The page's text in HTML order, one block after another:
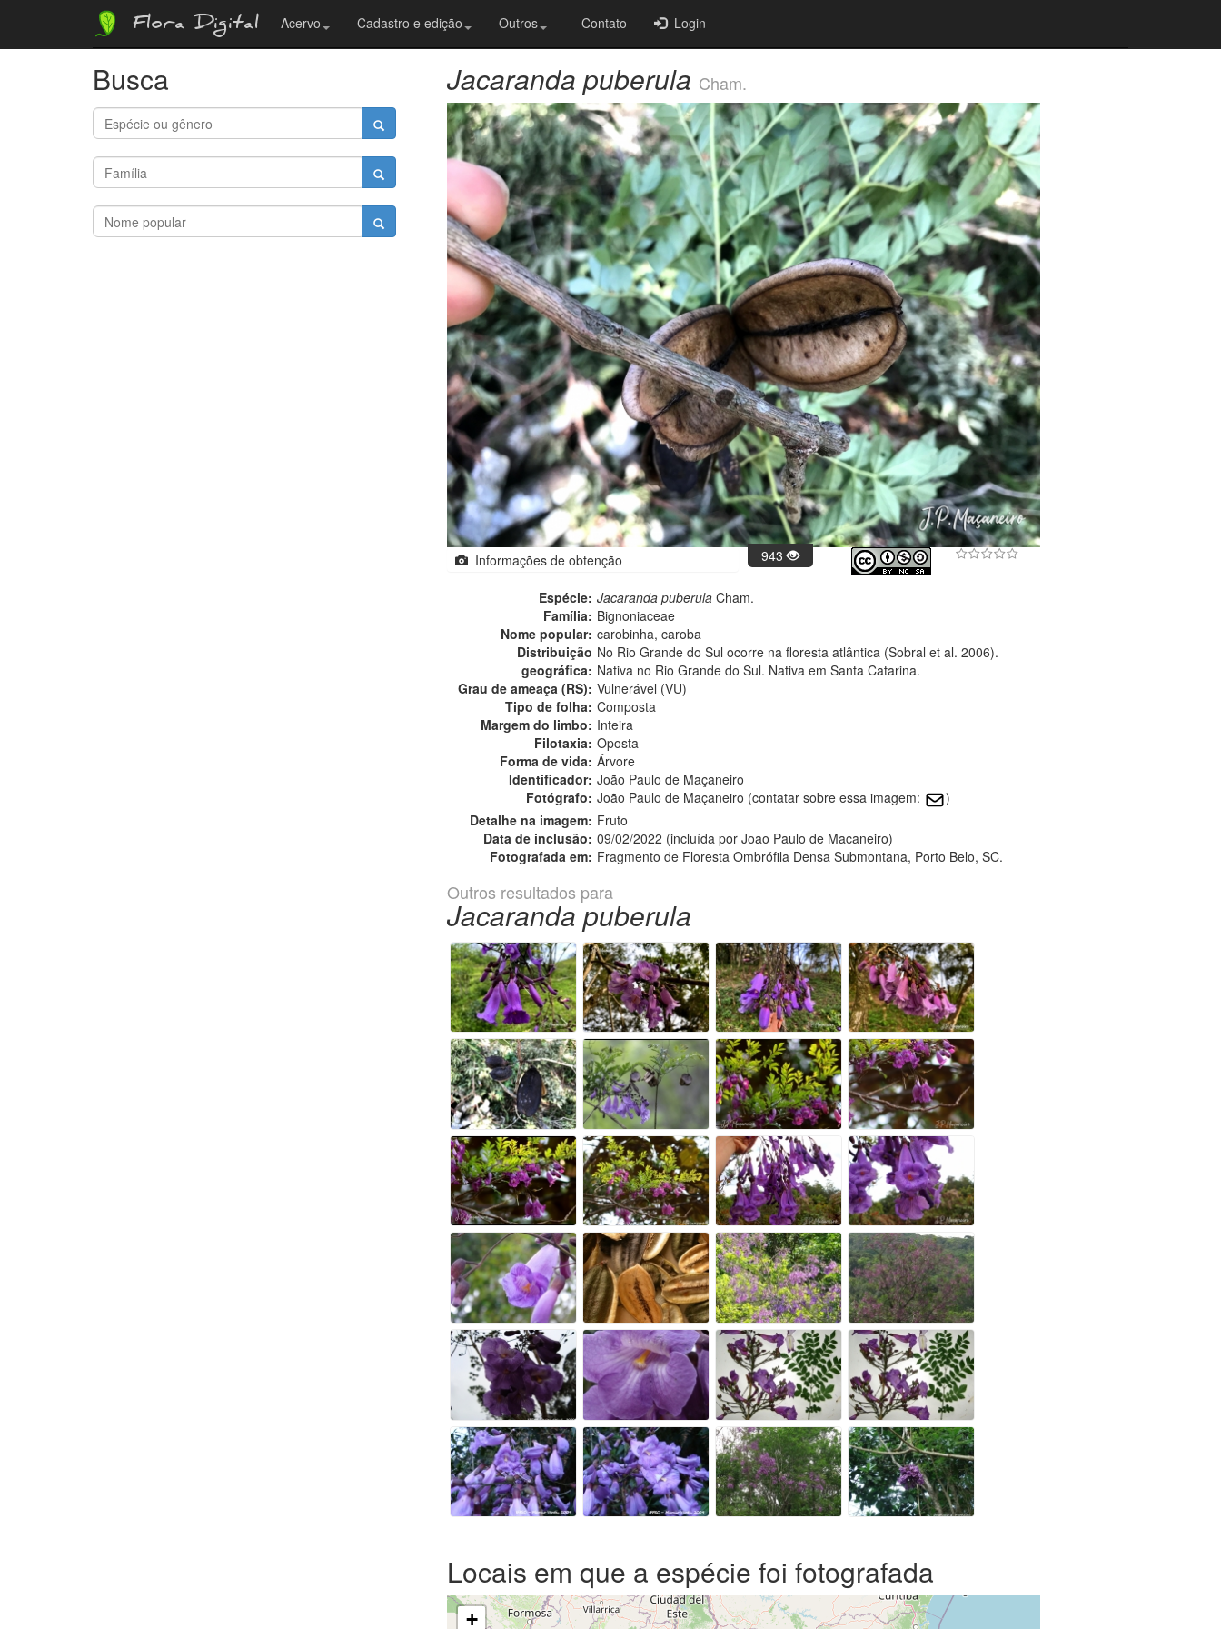
Flora Digital Acervo Cadastro e edição Outros Contato Login
Busca Jacaranda puberula Cham.
Informações de obtenção 943
Espécie: Jacaranda puberula Cham.
Família: Bignoniaceae
Nome popular: carobinha, caroba
Distribuição
geográfica:
No Rio Grande do Sul ocorre na floresta atlântica (Sobral et al. 2006).
Nativa no Rio Grande do Sul. Nativa em Santa Catarina.
Grau de ameaça (RS): Vulnerável (VU)
Tipo de folha: Composta
Margem do limbo: Inteira
Filotaxia: Oposta
Forma de vida: Árvore
Identificador: João Paulo de Maçaneiro
Fotógrafo: João Paulo de Maçaneiro (contatar sobre essa imagem:
)
Detalhe na imagem: Fruto
Data de inclusão: 09/02/2022 (incluída por Joao Paulo de Macaneiro)
Fotografada em: Fragmento de Floresta Ombrófila Densa Submontana, Porto Belo, SC.
Outros resultados para
Jacaranda puberula
Locais em que a espécie foi fotografada
+